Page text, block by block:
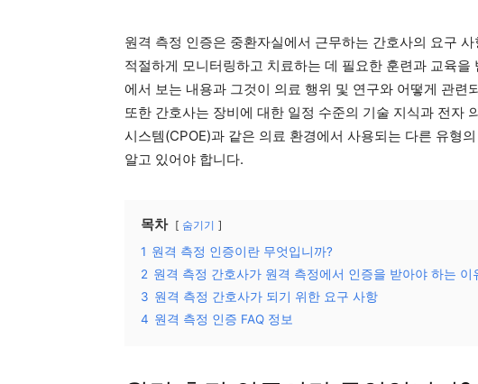
원격 측정 인증은 중환자실에서 근무하는 간호사의 요구
적절하게 모니터링하고 치료하는 데 필요한 훈련과 교육을
에서 보는 내용과 그것이 의료 행위 및 연구와 어떻게 관련
또한 간호사는 장비에 대한 일정 수준의 기술 지식과 전자
시스템(CPOE)과 같은 의료 환경에서 사용되는 다른 유형
알고 있어야 합니다.
목차 숨기기
1 원격 측정 인증이란 무엇입니까?
2 원격 측정 간호사가 원격 측정에서 인증을 받아야 하는 이
3 원격 측정 간호사가 되기 위한 요구 사항
4 원격 측정 인증 FAQ 정보